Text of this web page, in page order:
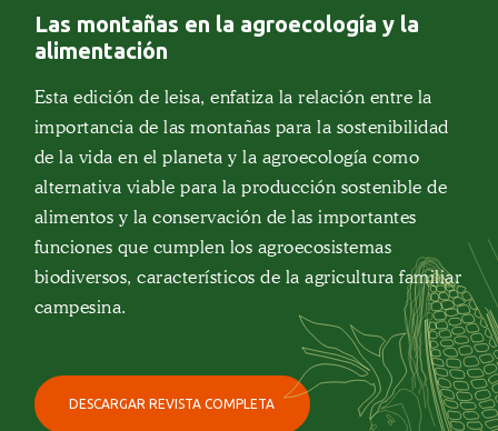
Las montañas en la agroecología y la
alimentación
Esta edición de leisa, enfatiza la relación entre la
importancia de las montañas para la sostenibilidad
de la vida en el planeta y la agroecología como
alternativa viable para la producción sostenible de
alimentos y la conservación de las importantes
funciones que cumplen los agroecosistemas
biodiversos, característicos de la agricultura familiar
campesina.
DESCARGAR REVISTA COMPLETA